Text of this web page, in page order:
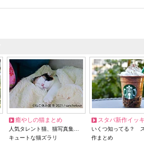
癒やしの猫まとめ
人気タレント猫、猫写真集…
キュートな猫ズラリ
スタバ新作イッ
いくつ知ってる？
作まとめ